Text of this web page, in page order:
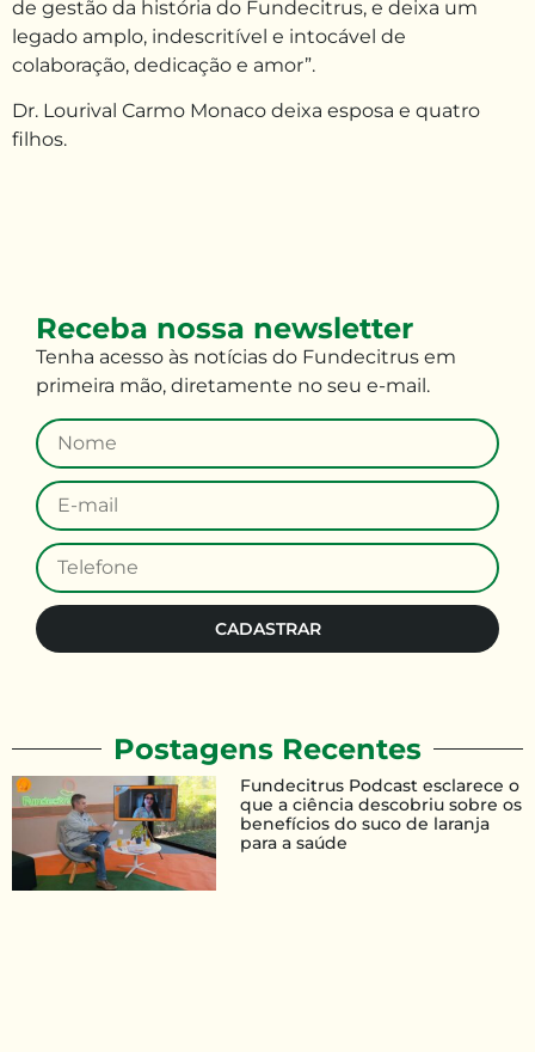
de gestão da história do Fundecitrus, e deixa um
legado amplo, indescritível e intocável de
colaboração, dedicação e amor”.
Dr. Lourival Carmo Monaco deixa esposa e quatro
filhos.
Fundecitrus Podcast esclarece o
que a ciência descobriu sobre os
benefícios do suco de laranja
para a saúde
Postagens Recentes
Receba nossa newsletter
Tenha acesso às notícias do Fundecitrus em
primeira mão, diretamente no seu e-mail .
CADASTRAR